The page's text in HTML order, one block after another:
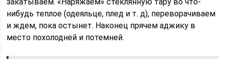
нибудь теплое (одеяльце, плед и т. д), переворачиваем
и ждем, пока остынет. Наконец прячем аджику в
место похолодней и потемней.